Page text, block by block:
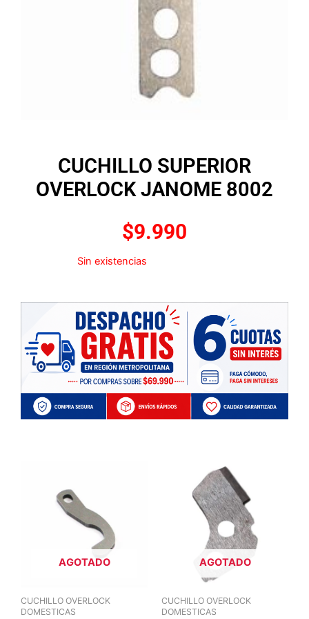
CUCHILLO SUPERIOR
OVERLOCK JANOME 8002
$9.990
Sin existencias
AGOTADO
CUCHILLO OVERLOCK
DOMESTICAS
AGOTADO
CUCHILLO OVERLOCK
DOMESTICAS